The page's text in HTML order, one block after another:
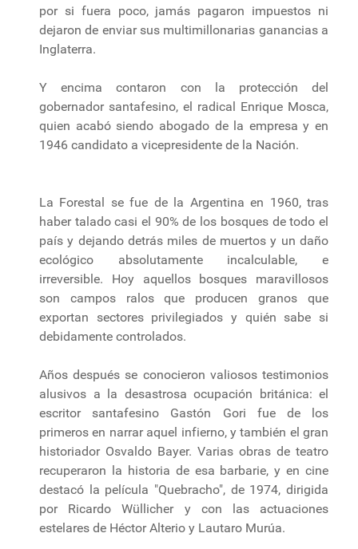
por si fuera poco, jamás pagaron impuestos ni
dejaron de enviar sus multimillonarias ganancias a
Inglaterra.
Y encima contaron con la protección del
gobernador santafesino, el radical Enrique Mosca,
quien acabó siendo abogado de la empresa y en
1946 candidato a vicepresidente de la Nación.
La Forestal se fue de la Argentina en 1960, tras
haber talado casi el 90% de los bosques de todo el
país y dejando detrás miles de muertos y un daño
ecológico absolutamente incalculable, e
irreversible. Hoy aquellos bosques maravillosos
son campos ralos que producen granos que
exportan sectores privilegiados y quién sabe si
debidamente controlados.
Años después se conocieron valiosos testimonios
alusivos a la desastrosa ocupación británica: el
escritor santafesino Gastón Gori fue de los
primeros en narrar aquel infierno, y también el gran
historiador Osvaldo Bayer. Varias obras de teatro
recuperaron la historia de esa barbarie, y en cine
destacó la película "Quebracho", de 1974, dirigida
por Ricardo Wüllicher y con las actuaciones
estelares de Héctor Alterio y Lautaro Murúa.